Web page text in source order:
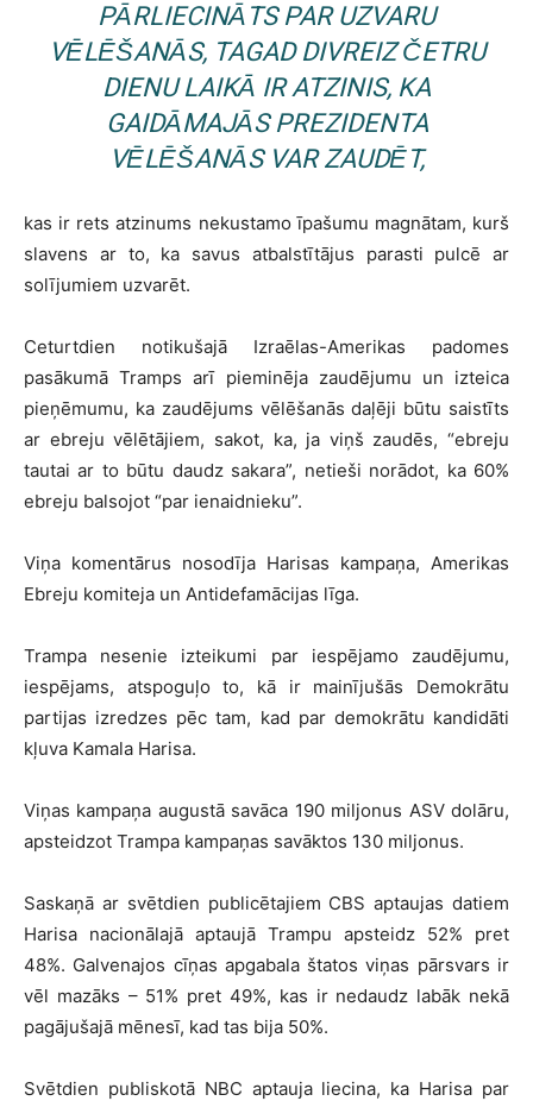
PĀRLIECINĀTS PAR UZVARU
VĒLĒŠANĀS, TAGAD DIVREIZ ČETRU
DIENU LAIKĀ IR ATZINIS, KA
GAIDĀMAJĀS PREZIDENTA
VĒLĒŠANĀS VAR ZAUDĒT,
kas ir rets atzinums nekustamo īpašumu magnātam, kurš
slavens ar to, ka savus atbalstītājus parasti pulcē ar
solījumiem uzvarēt.
Ceturtdien notikušajā Izraēlas-Amerikas padomes
pasākumā Tramps arī pieminēja zaudējumu un izteica
pieņēmumu, ka zaudējums vēlēšanās daļēji būtu saistīts
ar ebreju vēlētājiem, sakot, ka, ja viņš zaudēs, “ebreju
tautai ar to būtu daudz sakara”, netieši norādot, ka 60%
ebreju balsojot “par ienaidnieku”.
Viņa komentārus nosodīja Harisas kampaņa, Amerikas
Ebreju komiteja un Antidefamācijas līga.
Trampa nesenie izteikumi par iespējamo zaudējumu,
iespējams, atspoguļo to, kā ir mainījušās Demokrātu
partijas izredzes pēc tam, kad par demokrātu kandidāti
kļuva Kamala Harisa.
Viņas kampaņa augustā savāca 190 miljonus ASV dolāru,
apsteidzot Trampa kampaņas savāktos 130 miljonus.
Saskaņā ar svētdien publicētajiem CBS aptaujas datiem
Harisa nacionālajā aptaujā Trampu apsteidz 52% pret
48%. Galvenajos cīņas apgabala štatos viņas pārsvars ir
vēl mazāks – 51% pret 49%, kas ir nedaudz labāk nekā
pagājušajā mēnesī, kad tas bija 50%.
Svētdien publiskotā NBC aptauja liecina, ka Harisa par